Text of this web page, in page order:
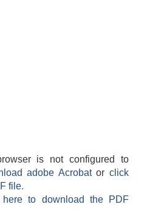
is not configured to
adobe Acrobatorclick
file.
here to download the PDF